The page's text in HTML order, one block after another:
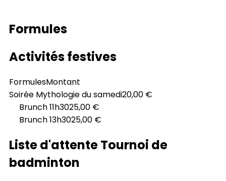
Formules
Activités festives
FormulesMontant
Soirée Mythologie du samedi20,00 €
Brunch 11h3025,00 €
Brunch 13h3025,00 €
Liste d'attente Tournoi de
badminton